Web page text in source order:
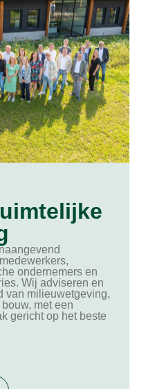
ondernemers en
Wij adviseren en
van milieuwetgeving,
met een
gericht op het beste